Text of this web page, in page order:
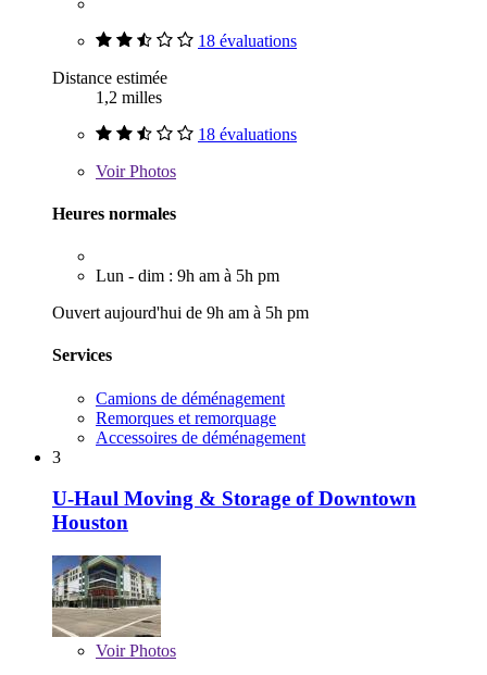
18 évaluations
Distance estimée
1,2 milles
18 évaluations
VoirPhotos
Heures normales
Lun - dim : 9h am à 5h pm
Ouvert aujourd'hui de 9h am à 5h pm
Services
Camions de déménagement
Remorques et remorquage
Accessoires de déménagement
3
U-Haul Moving & Storage of Downtown
Houston
VoirPhotos